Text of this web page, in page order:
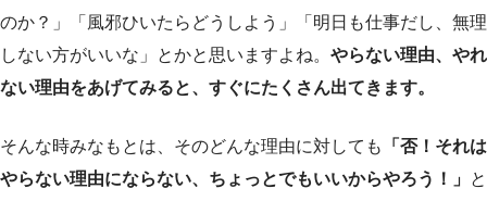
のか？」「風邪ひいたらどうしよう」「明日も仕事だし、無理
しない方がいいな」とかと思いますよね。 やらない理由、やれ
ない理由をあげてみると、すぐにたくさん出てきます。
そんな時みなもとは、そのどんな理由に対しても
「否！それは
やらない理由にならない、ちょっとでもいいからやろう！」 と